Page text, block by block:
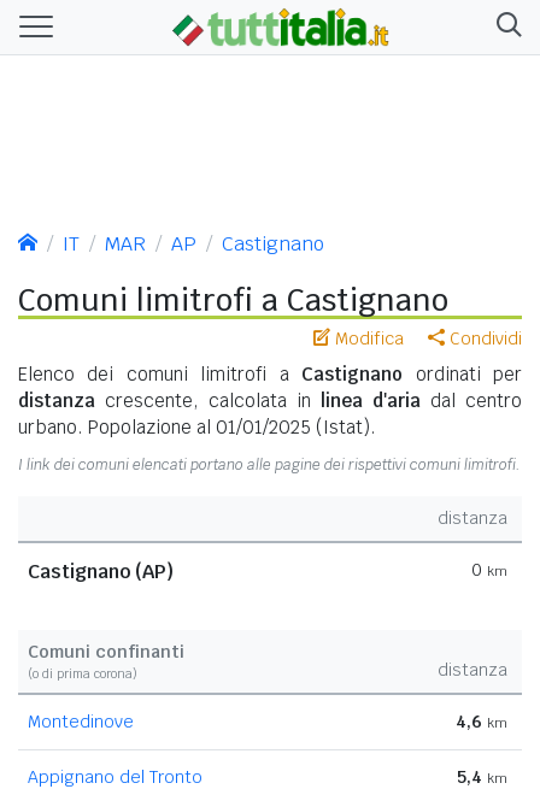
IT MAR AP Castignano
Comuni limitrofi a Castignano
Modifica Condividi
Elenco dei comuni limitrofi a Castignano ordinati per
distanza crescente, calcolata in linea d'aria dal centro
urbano. Popolazione al 01/01/2025 (Istat).
I link dei comuni elencati portano alle pagine dei rispettivi comuni limitrofi.
distanza
Castignano (AP) 0 km
Comuni confinanti
(o di prima corona) distanza
Montedinove 4,6 km
Appignano del Tronto 5,4 km